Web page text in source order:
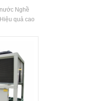
Nghề
quả cao
mát tuyệt vời